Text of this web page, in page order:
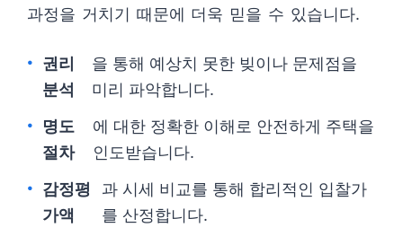
과정을 거치기 때문에 더욱 믿을 수 있습니다.
권리
분석
을 통해 예상치 못한 빚이나 문제점을
미리 파악합니다.
명도
절차
에 대한 정확한 이해로 안전하게 주택을
인도받습니다.
감정평
가액
과 시세 비교를 통해 합리적인 입찰가
를 산정합니다.